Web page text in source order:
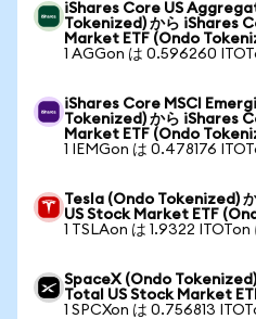
iShares Core US
Tokenized) から iShares
Market ETF (Ondo
1 AGGon は 0.596260
iShares Core MSCI
Tokenized) から iShares
Market ETF (Ondo
1 IEMGon は 0.478176
Tesla (Ondo Tokenized)
US Stock Market ETF
1 TSLAon は 1.9322 ITOTon
SpaceX (Ondo
Total US Stock Market
1 SPCXon は 0.756813